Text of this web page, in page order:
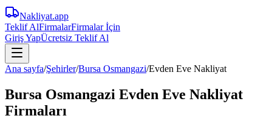
Nakliyat.app
Teklif AlFirmalarFirmalar İçin
Giriş YapÜcretsiz Teklif Al
Ana sayfa/Şehirler/Bursa Osmangazi/Evden Eve Nakliyat
Bursa Osmangazi Evden Eve Nakliyat
Firmaları